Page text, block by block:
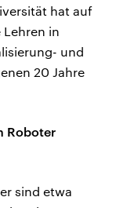
hat auf
in
und
20 Jahre
Roboter
sind etwa